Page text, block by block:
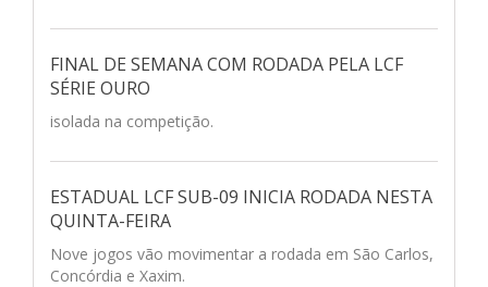
FINAL DE SEMANA COM RODADA PELA LCF
SÉRIE OURO
isolada na competição.
ESTADUAL LCF SUB-09 INICIA RODADA NESTA
QUINTA-FEIRA
Nove jogos vão movimentar a rodada em São Carlos,
Concórdia e Xaxim.